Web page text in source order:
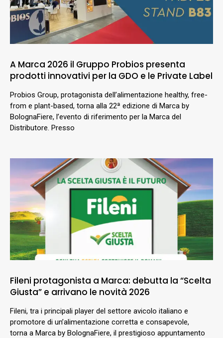
A Marca 2026 il Gruppo Probios presenta
prodotti innovativi per la GDO e le Private Label
Probios Group, protagonista dell’alimentazione healthy, free-
from e plant-based, torna alla 22ª edizione di Marca by
BolognaFiere, l’evento di riferimento per la Marca del
Distributore. Presso
Fileni protagonista a Marca: debutta la “Scelta
Giusta” e arrivano le novità 2026
Fileni, tra i principali player del settore avicolo italiano e
promotore di un’alimentazione corretta e consapevole,
torna a Marca by BolognaFiere, il prestigioso appuntamento